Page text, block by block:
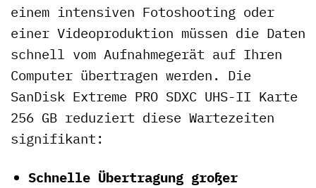
einem intensiven Fotoshooting oder
einer Videoproduktion müssen die Daten
schnell vom Aufnahmegerät auf Ihren
Computer übertragen werden. Die
SanDisk Extreme PRO SDXC UHS-II Karte
256 GB reduziert diese Wartezeiten
signifikant:
Schnelle Übertragung großer